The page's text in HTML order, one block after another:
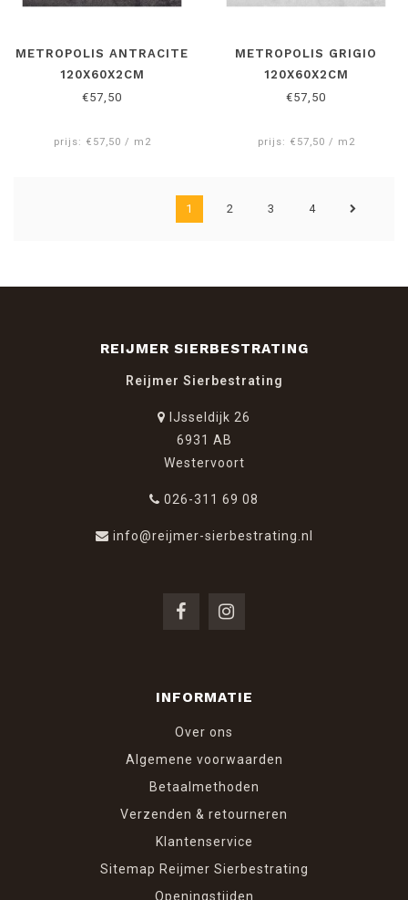
METROPOLIS ANTRACITE
120X60X2CM
€57,50
prijs: €57,50 / m2
METROPOLIS GRIGIO
120X60X2CM
€57,50
prijs: €57,50 / m2
1 2 3 4
REIJMER SIERBESTRATING
Reijmer Sierbestrating
IJsseldijk 26
6931 AB
Westervoort
026-311 69 08
info@reijmer-sierbestrating.nl
INFORMATIE
Over ons
Algemene voorwaarden
Betaalmethoden
Verzenden & retourneren
Klantenservice
Sitemap Reijmer Sierbestrating
Openingstijden